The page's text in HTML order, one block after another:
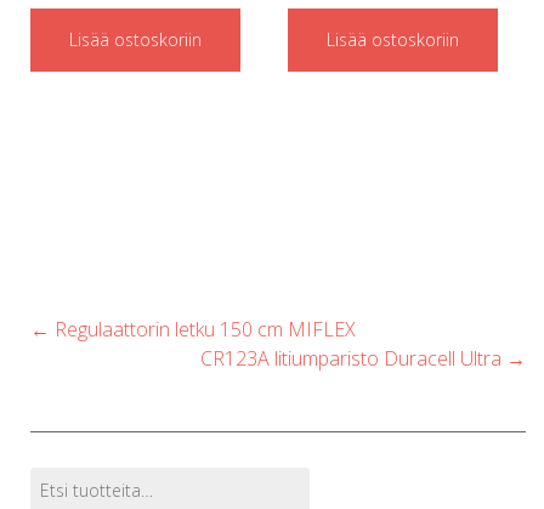
Lisää ostoskoriin Lisää ostoskoriin
Post
← Regulaattorin letku 150 cm MIFLEX
CR123A litiumparisto Duracell Ultra →
Tuotehaku
Etsi: